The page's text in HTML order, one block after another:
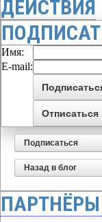
ДЕЙСТВИЯ
Имя:
E-mail:
Подписаться
Назад в блог